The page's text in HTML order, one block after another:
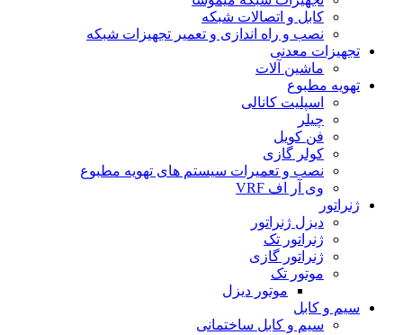
کابل و اتصالات شبکه
نصب و راه اندازی و تعمیر تجهیزات شبکه
تجهیزات معدنی
ماشین آلات
تهویه مطبوع
اسپلیت کانالی
چیلر
فن کویل
کولر گازی
نصب و تعمیرات سیستم های تهویه مطبوع
وی آر اف VRF
ژنراتور
دیزل ژنراتور
ژنراتور تک
ژنراتور گازی
موتور تک
موتور دیزل
سیم و کابل
سیم و کابل ساختمانی